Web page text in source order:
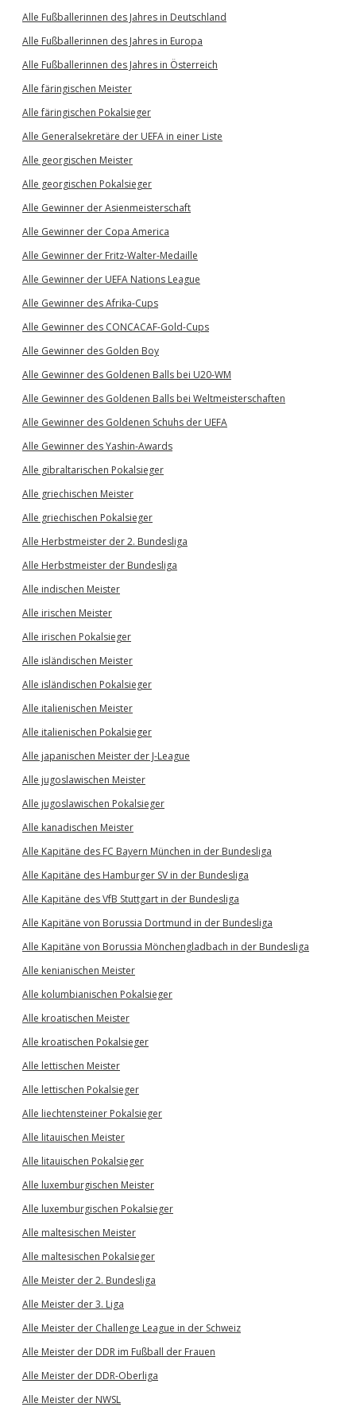
Alle Fußballerinnen des Jahres in Deutschland
Alle Fußballerinnen des Jahres in Europa
Alle Fußballerinnen des Jahres in Österreich
Alle färingischen Meister
Alle färingischen Pokalsieger
Alle Generalsekretäre der UEFA in einer Liste
Alle georgischen Meister
Alle georgischen Pokalsieger
Alle Gewinner der Asienmeisterschaft
Alle Gewinner der Copa America
Alle Gewinner der Fritz-Walter-Medaille
Alle Gewinner der UEFA Nations League
Alle Gewinner des Afrika-Cups
Alle Gewinner des CONCACAF-Gold-Cups
Alle Gewinner des Golden Boy
Alle Gewinner des Goldenen Balls bei U20-WM
Alle Gewinner des Goldenen Balls bei Weltmeisterschaften
Alle Gewinner des Goldenen Schuhs der UEFA
Alle Gewinner des Yashin-Awards
Alle gibraltarischen Pokalsieger
Alle griechischen Meister
Alle griechischen Pokalsieger
Alle Herbstmeister der 2. Bundesliga
Alle Herbstmeister der Bundesliga
Alle indischen Meister
Alle irischen Meister
Alle irischen Pokalsieger
Alle isländischen Meister
Alle isländischen Pokalsieger
Alle italienischen Meister
Alle italienischen Pokalsieger
Alle japanischen Meister der J-League
Alle jugoslawischen Meister
Alle jugoslawischen Pokalsieger
Alle kanadischen Meister
Alle Kapitäne des FC Bayern München in der Bundesliga
Alle Kapitäne des Hamburger SV in der Bundesliga
Alle Kapitäne des VfB Stuttgart in der Bundesliga
Alle Kapitäne von Borussia Dortmund in der Bundesliga
Alle Kapitäne von Borussia Mönchengladbach in der Bundesliga
Alle kenianischen Meister
Alle kolumbianischen Pokalsieger
Alle kroatischen Meister
Alle kroatischen Pokalsieger
Alle lettischen Meister
Alle lettischen Pokalsieger
Alle liechtensteiner Pokalsieger
Alle litauischen Meister
Alle litauischen Pokalsieger
Alle luxemburgischen Meister
Alle luxemburgischen Pokalsieger
Alle maltesischen Meister
Alle maltesischen Pokalsieger
Alle Meister der 2. Bundesliga
Alle Meister der 3. Liga
Alle Meister der Challenge League in der Schweiz
Alle Meister der DDR im Fußball der Frauen
Alle Meister der DDR-Oberliga
Alle Meister der NWSL